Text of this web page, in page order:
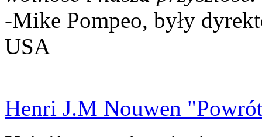
-Mike Pompeo, były
USA
Henri J.M Nouwen